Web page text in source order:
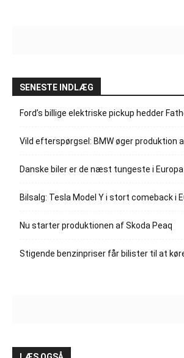
SENESTE INDLÆG
Ford’s billige elektriske pickup hedder
Vild efterspørgsel: BMW øger produktion
Danske biler er de næst tungeste i Europa
Bilsalg: Tesla Model Y i stort comeback i
Nu starter produktionen af Skoda Peaq
Stigende benzinpriser får bilister til at